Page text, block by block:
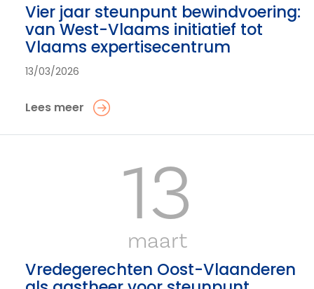
Vier jaar steunpunt bewindvoering:
van West-Vlaams initiatief tot
Vlaams expertisecentrum
13/03/2026
Lees meer
13
maart
Vredegerechten Oost-Vlaanderen